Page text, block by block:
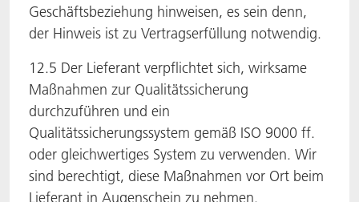
Geschäftsbeziehung hinweisen, es sein denn,
der Hinweis ist zu Vertragserfüllung notwendig.
12.5 Der Lieferant verpflichtet sich, wirksame
Maßnahmen zur Qualitätssicherung
durchzuführen und ein
Qualitätssicherungssystem gemäß ISO 9000 ff.
oder gleichwertiges System zu verwenden. Wir
sind berechtigt, diese Maßnahmen vor Ort beim
Lieferant in Augenschein zu nehmen.